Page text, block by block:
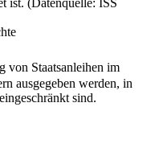
von Staatsanleihen im
ausgegeben werden, in
sind.